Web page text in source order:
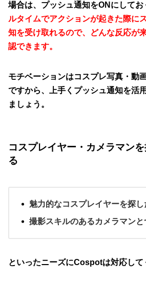
場合は、プッシュ通知をONにしてお
ルタイムでアクションが起きた際に
知を受け取れるので、どんな反応が
認できます。
モチベーションはコスプレ写真・動
ですから、上手くプッシュ通知を活
ましょう。
コスプレイヤー・カメラマン
る
魅力的なコスプレイヤーを探し
撮影スキルのあるカメラマン
といったニーズにCospotは対応して